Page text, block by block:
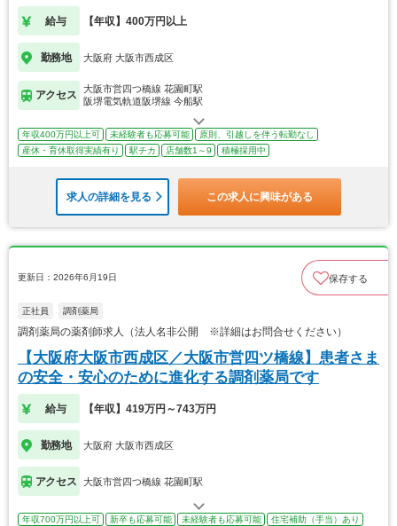
です
給与 【年収】400万円以上
勤務地 大阪府 大阪市西成区
アクセス
大阪市営四つ橋線 花園町駅
阪堺電気軌道阪堺線 今船駅
年収400万円以上可 未経験者も応募可能
原則、引越しを伴う転勤なし
産休・育休取得実績有り
駅チカ 店舗数1～9 積極採用中
求人の詳細を見る この求人に興味がある
更新日：2026年6月19日 保存する
正社員 調剤薬局
調剤薬局の薬剤師求人（法人名非公開 ※詳細はお問合せください）
【大阪府大阪市西成区／大阪市営四ツ橋線】患者さま
の安全・安心のために進化する調剤薬局です
給与 【年収】419万円～743万円
勤務地 大阪府 大阪市西成区
アクセス 大阪市営四つ橋線 花園町駅
年収700万円以上可 新卒も応募可能 未経験者も応募可能
住宅補助（手当）あり